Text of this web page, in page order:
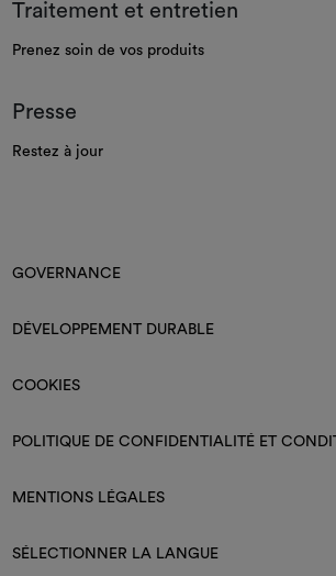
Traitement et entretien
Prenez soin de vos produits
Presse
Restez à jour
GOVERNANCE
DÉVELOPPEMENT DURABLE
COOKIES
POLITIQUE DE CONFIDENTIALITÉ ET
MENTIONS LÉGALES
SÉLECTIONNER LA LANGUE